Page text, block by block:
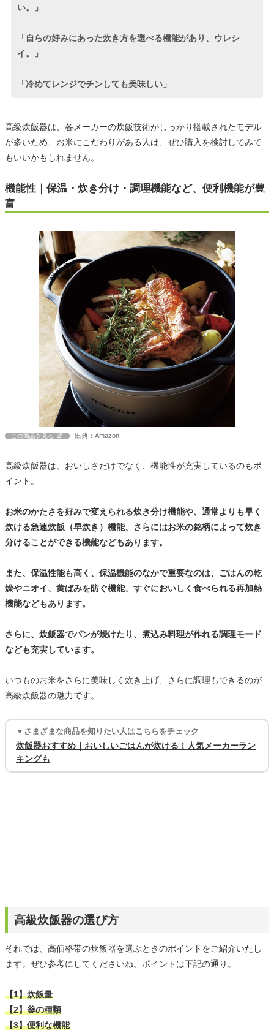
い。」
「自らの好みにあった炊き方を選べる機能があり、ウレシ
イ。」
「冷めてレンジでチンしても美味しい」
高級炊飯器は、各メーカーの炊飯技術がしっかり搭載されたモデル
が多いため、お米にこだわりがある人は、ぜひ購入を検討してみて
もいいかもしれません。
機能性｜保温・炊き分け・調理機能など、便利機能が豊
富
この商品を見る 出典：Amazon
高級炊飯器は、おいしさだけでなく、機能性が充実しているのもポ
イント。
お米のかたさを好みで変えられる炊き分け機能や、通常よりも早く
炊ける急速炊飯（早炊き）機能、さらにはお米の銘柄によって炊き
分けることができる機能などもあります。
また、保温性能も高く、保温機能のなかで重要なのは、ごはんの乾
燥やニオイ、黄ばみを防ぐ機能、すぐにおいしく食べられる再加熱
機能などもあります。
さらに、炊飯器でパンが焼けたり、煮込み料理が作れる調理モード
なども充実しています。
いつものお米をさらに美味しく炊き上げ、さらに調理もできるのが
高級炊飯器の魅力です。
▼さまざまな商品を知りたい人はこちらをチェック
炊飯器おすすめ｜おいしいごはんが炊ける！人気メーカーラン
キングも
高級炊飯器の選び方
それでは、高価格帯の炊飯器を選ぶときのポイントをご紹介いたし
ます。ぜひ参考にしてくださいね。ポイントは下記の通り。
【1】炊飯量
【2】釜の種類
【3】便利な機能